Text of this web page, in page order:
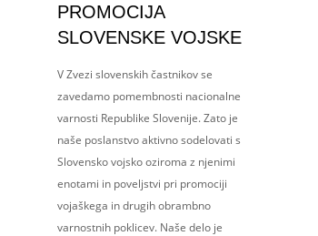
PROMOCIJA
SLOVENSKE VOJSKE
V Zvezi slovenskih častnikov se
zavedamo pomembnosti nacionalne
varnosti Republike Slovenije. Zato je
naše poslanstvo aktivno sodelovati s
Slovensko vojsko oziroma z njenimi
enotami in poveljstvi pri promociji
vojaškega in drugih obrambno
varnostnih poklicev. Naše delo je